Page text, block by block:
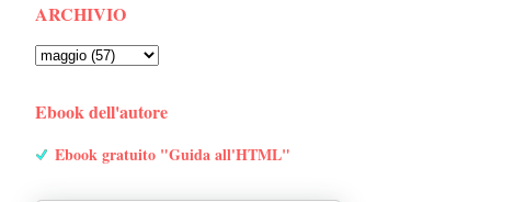
ARCHIVIO
Ebook dell'autore
Ebook gratuito "Guida all'HTML"